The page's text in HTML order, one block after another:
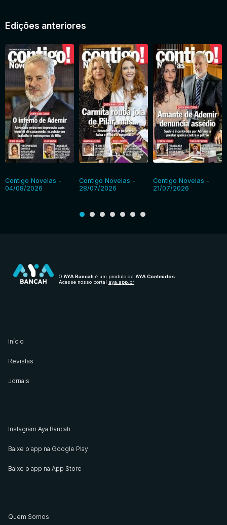
Edições anteriores
Contigo Novelas -
04/08/2026
Contigo Novelas -
28/07/2026
Contigo Novelas -
21/07/2026
O AYA Bancah é um produto da AYA Conteúdos.
Acesse nosso portal aya.app.br
Início
Revistas
Jornais
Instagram Aya Bancah
Baixe o app na Google Play
Baixe o app na App Store
Quem Somos